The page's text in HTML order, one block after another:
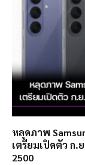
หลุดภาพ
เตรียมเปิดตัว ก.
2500